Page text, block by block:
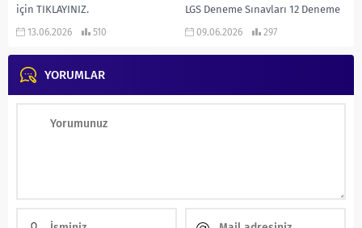
için TIKLAYINIZ.
13.06.2026 510
LGS Deneme Sınavları 12 Deneme
2025-2026 eğitim öğretim yılında
T.C.İnkılap Tarihi LGS...
09.06.2026 297
YORUMLAR